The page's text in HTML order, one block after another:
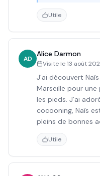
Utile
AD
Alice Darmon
Visite le13 août
J’ai découvert
Marseille pour
les pieds. J’ai
cocooning, Naïs
pleins de bonnes
Utile